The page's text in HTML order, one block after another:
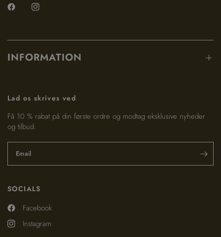
INFORMATION
Lad os skrives ved
Få 10 % rabat på din første ordre og modtag eksklusive nyheder
og tilbud.
Email
SOCIALS
Facebook
Instagram